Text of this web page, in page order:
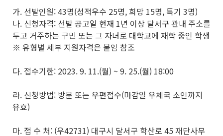
가. 선발인원: 43명(성적우수 25명, 희망 15명, 특기 3명)
나. 신청자격: 선발 공고일 현재 1년 이상 달서구 관내 주소를
두고 거주하는 구민 또는 그 자녀로 대학교에 재학 중인 학생
※ 유형별 세부 지원자격은 붙임 참조
다. 접수기한: 2023. 9. 11.(월) ~ 9. 25.(월) 18:00
라. 신청방법: 방문 또는 우편접수(마감일 우체국 소인까지
유효)
마. 접 수 처: (우42731) 대구시 달서구 학산로 45 재단사무